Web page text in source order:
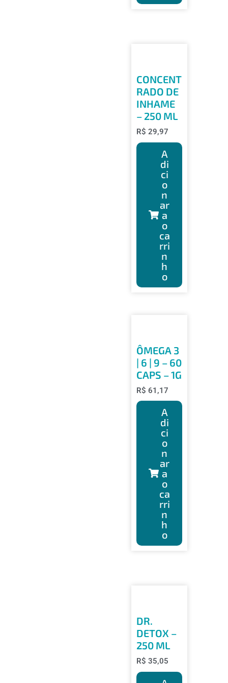
CONCENT
RADO DE
INHAME
– 250 ML
R$ 29,97
A
di
ci
o
n
ar
a
o
ca
rri
n
h
o
ÔMEGA 3
| 6 | 9 – 60
CAPS – 1G
R$ 61,17
A
di
ci
o
n
ar
a
o
ca
rri
n
h
o
DR.
DETOX –
250 ML
R$ 35,05